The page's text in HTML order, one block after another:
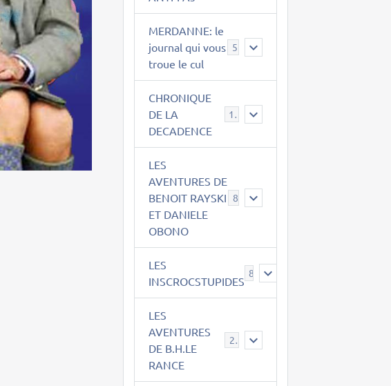
MERDANNE: le
journal qui vous
troue le cul
CHRONIQUE
DE LA
DECADENCE
12
LES
AVENTURES DE
BENOIT RAYSKI
ET DANIELE
OBONO
LES
INSCROCSTUPIDES
8
LES
AVENTURES
DE B.H.LE
RANCE
21